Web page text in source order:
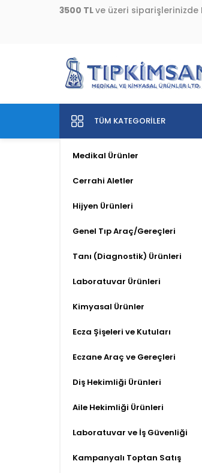
3500 TL ve üzeri siparişlerinizde
TÜM KATEGORILER
Medikal Ürünler
Cerrahi Aletler
Hijyen Ürünleri
Genel Tıp Araç/Gereçleri
Tanı (Diagnostik) Ürünleri
Laboratuvar Ürünleri
Kimyasal Ürünler
Ecza Şişeleri ve Kutuları
Eczane Araç ve Gereçleri
Diş Hekimliği Ürünleri
Aile Hekimliği Ürünleri
Laboratuvar ve İş Güvenliği
Kampanyalı Toptan Satış